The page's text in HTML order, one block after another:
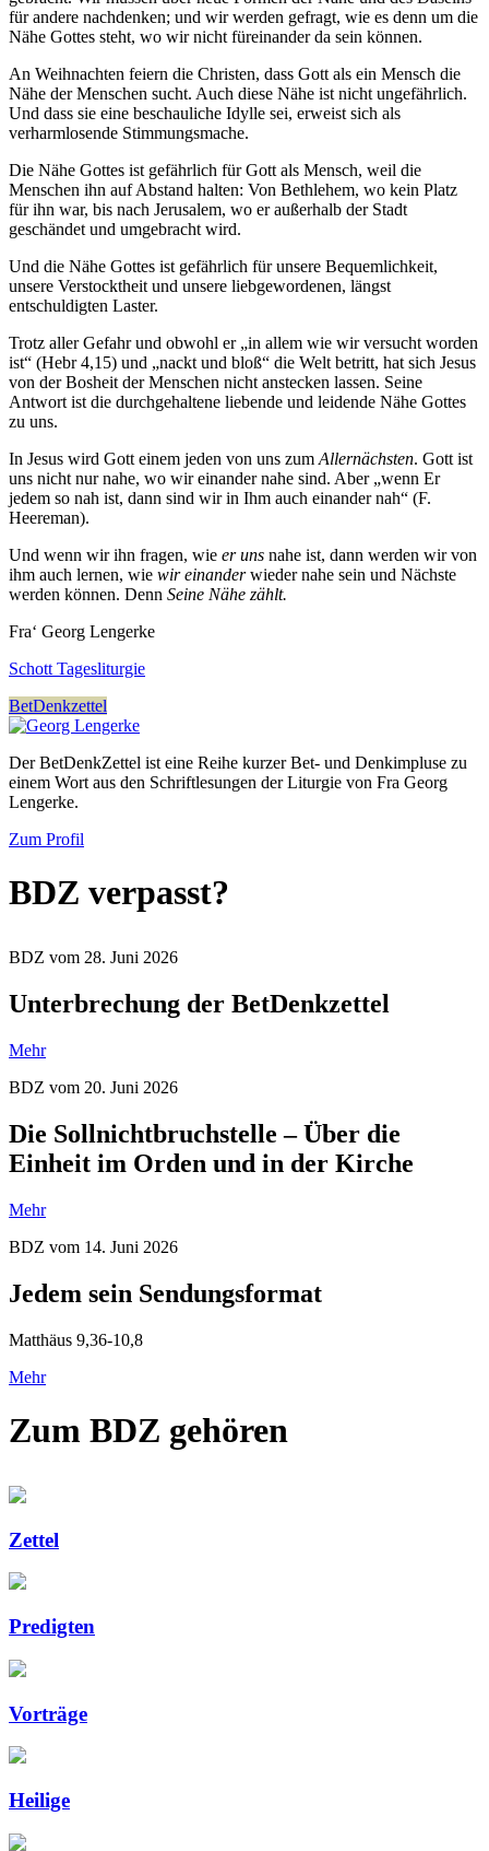
für andere nachdenken; und wir werden gefragt, wie es denn um die
Nähe Gottes steht, wo wir nicht füreinander da sein können.
An Weihnachten feiern die Christen, dass Gott als ein Mensch die
Nähe der Menschen sucht. Auch diese Nähe ist nicht ungefährlich.
Und dass sie eine beschauliche Idylle sei, erweist sich als
verharmlosende Stimmungsmache.
Die Nähe Gottes ist gefährlich für Gott als Mensch, weil die
Menschen ihn auf Abstand halten: Von Bethlehem, wo kein Platz
für ihn war, bis nach Jerusalem, wo er außerhalb der Stadt
geschändet und umgebracht wird.
Und die Nähe Gottes ist gefährlich für unsere Bequemlichkeit,
unsere Verstocktheit und unsere liebgewordenen, längst
entschuldigten Laster.
Trotz aller Gefahr und obwohl er „in allem wie wir versucht worden
ist“ (Hebr 4,15) und „nackt und bloß“ die Welt betritt, hat sich Jesus
von der Bosheit der Menschen nicht anstecken lassen. Seine
Antwort ist die durchgehaltene liebende und leidende Nähe Gottes
zu uns.
In Jesus wird Gott einem jeden von uns zum Allernächsten. Gott ist
uns nicht nur nahe, wo wir einander nahe sind. Aber „wenn Er
jedem so nah ist, dann sind wir in Ihm auch einander nah“ (F.
Heereman).
Und wenn wir ihn fragen, wie er uns nahe ist, dann werden wir von
ihm auch lernen, wie wir einanderwieder nahe sein und Nächste
werden können. Denn Seine Nähe zählt.
Fra‘ Georg Lengerke
Schott Tagesliturgie
BetDenkzettel
Der BetDenkZettel ist eine Reihe kurzer Bet- und Denkimpluse zu
einem Wort aus den Schriftlesungen der Liturgie von Fra Georg
Lengerke.
Zum Profil
BDZ verpasst?
BDZ vom 28. Juni 2026
Unterbrechung der BetDenkzettel
Mehr
BDZ vom 20. Juni 2026
Die Sollnichtbruchstelle – Über die
Einheit im Orden und in der Kirche
Mehr
BDZ vom 14. Juni 2026
Jedem sein Sendungsformat
Matthäus 9,36-10,8
Mehr
Zum BDZ gehören
Zettel
Predigten
Vorträge
Heilige